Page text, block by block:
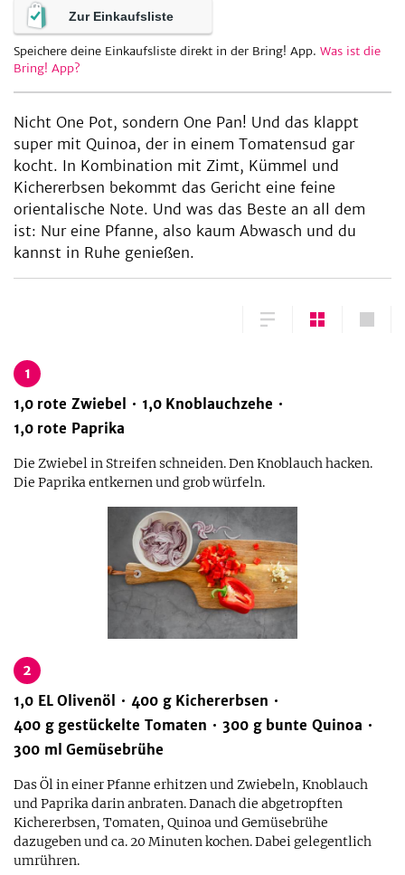
Zur Einkaufsliste
Speichere deine Einkaufsliste direkt in der Bring! App. Was ist die
Bring! App?
Nicht One Pot, sondern One Pan! Und das klappt
super mit Quinoa, der in einem Tomatensud gar
kocht. In Kombination mit Zimt, Kümmel und
Kichererbsen bekommt das Gericht eine feine
orientalische Note. Und was das Beste an all dem
ist: Nur eine Pfanne, also kaum Abwasch und du
kannst in Ruhe genießen.
1
1,0 rote Zwiebel 1,0 Knoblauchzehe
1,0 rote Paprika
Die Zwiebel in Streifen schneiden. Den Knoblauch hacken.
Die Paprika entkernen und grob würfeln.
2
1,0 EL Olivenöl 400 g Kichererbsen
400 g gestückelte Tomaten 300 g bunte Quinoa
300 ml Gemüsebrühe
Das Öl in einer Pfanne erhitzen und Zwiebeln, Knoblauch
und Paprika darin anbraten. Danach die abgetropften
Kichererbsen, Tomaten, Quinoa und Gemüsebrühe
dazugeben und ca. 20 Minuten kochen. Dabei gelegentlich
umrühren.